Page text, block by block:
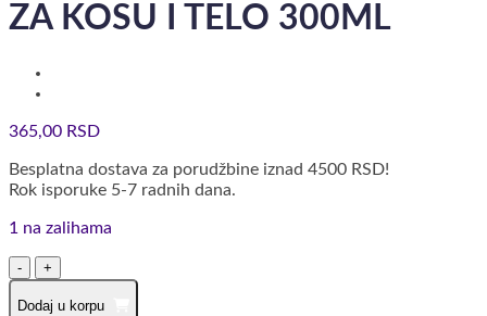
ZA KOSU I TELO 300ML
365,00 RSD
Besplatna dostava za porudžbine iznad 4500 RSD!
Rok isporuke 5-7 radnih dana.
1 na zalihama
BECUTAN
BABY
ŠAMPON
Dodaj u korpu